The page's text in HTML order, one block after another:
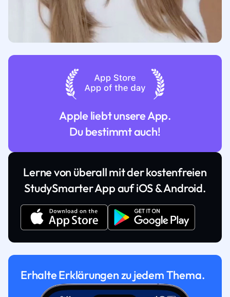
Apple liebt unsere App.
Du bestimmt auch!
Lerne von überall mit der kostenfreien
StudySmarter App auf iOS & Android.
Erhalte Erklärungen zu jedem Thema.